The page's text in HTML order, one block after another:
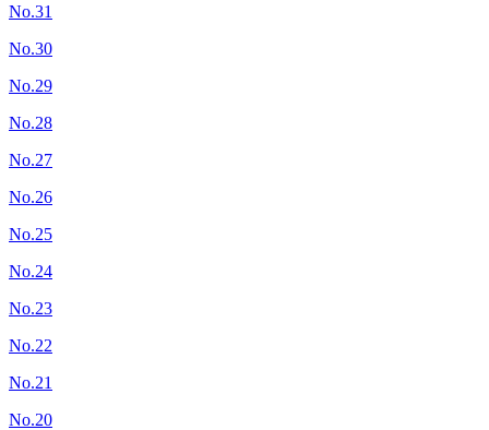
No.31
No.30
No.29
No.28
No.27
No.26
No.25
No.24
No.23
No.22
No.21
No.20